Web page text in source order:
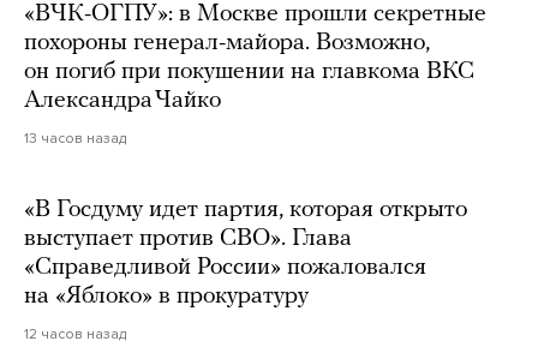
«ВЧК-ОГПУ»: в Москве прошли секретные
похороны генерал-майора. Возможно,
он погиб при покушении на главкома ВКС
Александра Чайко
13 часов назад
«В Госдуму идет партия, которая открыто
выступает против СВО». Глава
«Справедливой России» пожаловался
на «Яблоко» в прокуратуру
12 часов назад